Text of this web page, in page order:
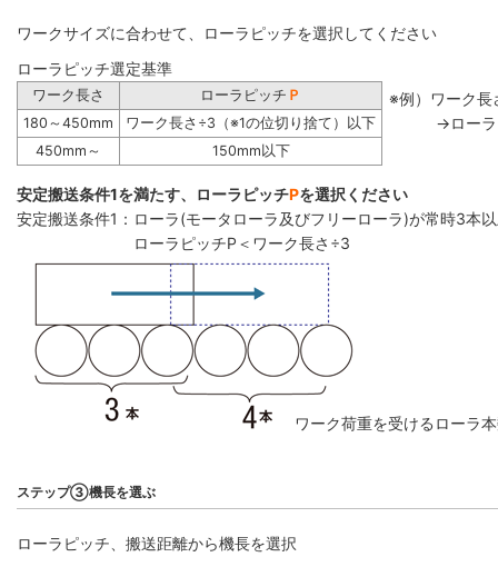
ワークサイズに合わせて、ローラピッチを選択してください
ローラピッチ選定基準
ワーク長さ ローラピッチ Ｐ
180～450mm
ワーク長さ÷3（※1の位切り捨て）以下
450mm～
150mm以下
※例）ワーク
→ローラ
安定搬送条件1を満たす、ローラピッチPを選択ください
安定搬送条件1：ローラ(モータローラ及びフリーローラ)が常時3本
ローラピッチP＜ワーク長さ÷3
ワーク荷重を受けるローラ
ステップ③機長を選ぶ
ローラピッチ、搬送距離から機長を選択